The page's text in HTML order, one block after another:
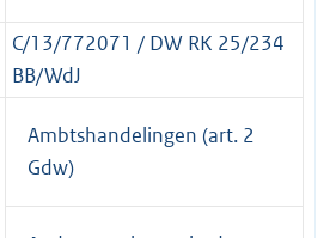
C/13/772071 / DW RK 25/234
BB/WdJ
Ambtshandelingen (art. 2
Gdw)